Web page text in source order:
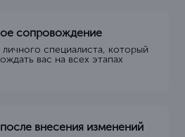
сопровождение
специалиста, который
вас на всех этапах
внесения изменений